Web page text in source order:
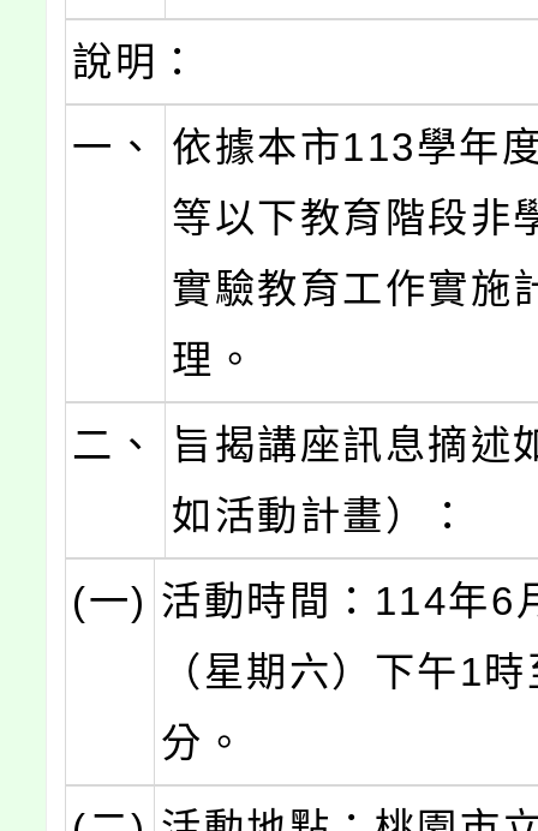
說明：
一、
依據本市113學年
等以下教育階段非
實驗教育工作實施
理。
二、
旨揭講座訊息摘述
如活動計畫）：
(一) 活動時間：114年6
（星期六）下午1
分。